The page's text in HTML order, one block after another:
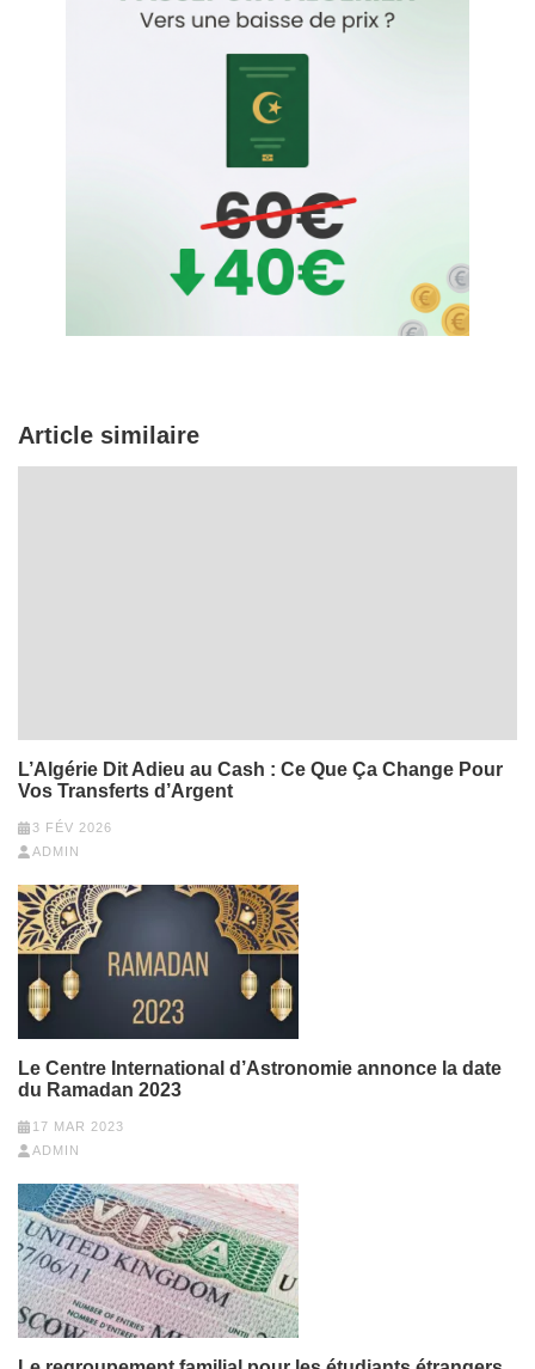
Article similaire
L’Algérie Dit Adieu au Cash : Ce Que Ça Change Pour
Vos Transferts d’Argent
3 FÉV 2026
ADMIN
Le Centre International d’Astronomie annonce la date
du Ramadan 2023
17 MAR 2023
ADMIN